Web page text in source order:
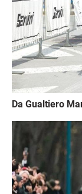
Da Gualtiero